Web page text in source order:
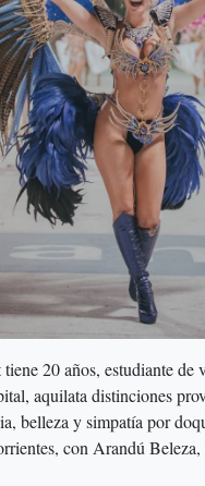
20 años, estudiante de
aquilata distinciones
belleza y simpatía por
con Arandú Beleza,